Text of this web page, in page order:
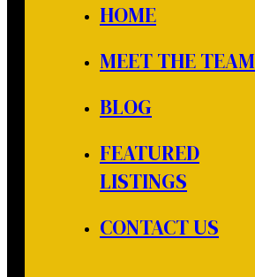
HOME
MEET THE TEAM
BLOG
FEATURED
LISTINGS
CONTACT US